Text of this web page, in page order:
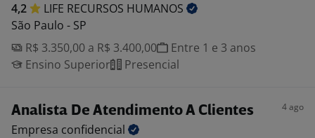
4,2 LIFE RECURSOS HUMANOS
São Paulo - SP
R$ 3.350,00 a R$ 3.400,00
Entre 1 e 3 anos
Ensino Superior
Presencial
Analista De Atendimento A Clientes 4 ago
Empresa confidencial